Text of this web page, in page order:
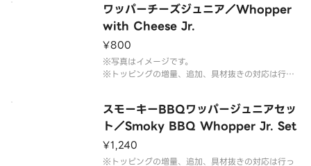
ざいます。なお、商品の破損を防ぐため、フィルム
には空気穴がございます。
ワッパーチーズジュニア／Whopper
with Cheese Jr.
¥800
※写真はイメージです。
※トッピングの増量、追加、具材抜きの対応は行っ
スモーキーBBQワッパージュニアセッ
ト／Smoky BBQ Whopper Jr. Set
¥1,240
※トッピングの増量、追加、具材抜きの対応は行っ